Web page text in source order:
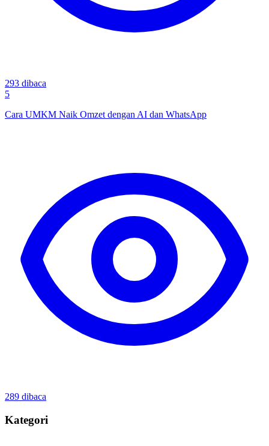
293 dibaca
5
Cara UMKM Naik Omzet dengan AI dan WhatsApp
289 dibaca
Kategori